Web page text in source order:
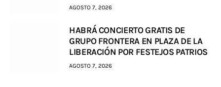
AGOSTO 7, 2026
HABRÁ CONCIERTO GRATIS DE
GRUPO FRONTERA EN PLAZA DE LA
LIBERACIÓN POR FESTEJOS PATRIOS
AGOSTO 7, 2026